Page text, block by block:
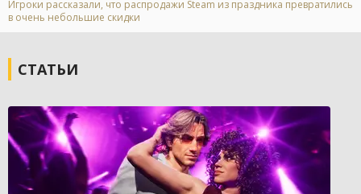
Игроки рассказали, что распродажи Steam из праздника превратились
в очень небольшие скидки
СТАТЬИ